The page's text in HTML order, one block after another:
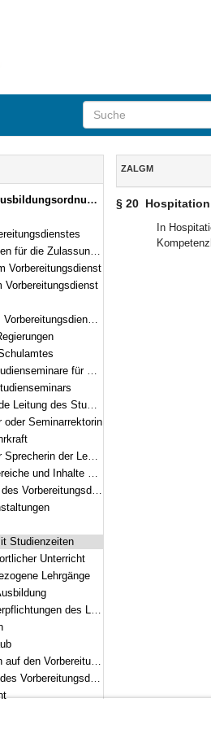
der Bekanntmachung vom 29. September 1992 (GVBl. S. 454) BayRS 2038-3-4-1-3-K (§§ 1–30)
zum Vorbereitungsdienst
Vorbereitungsdienst
Vorbereitungsdienst
und das Lehramt an Mittelschulen
des Studienseminars
oder Seminarrektorin
und Lehramtsanwärterinnen
Inhalte der Ausbildung
Ausbildungsformen
Studienzeiten
Unterricht
Lehrgänge
oder der Lehramtsanwärterin
Vorbereitungsdienst
einzelner Ausbildungsabschnitte
Inhalt
ZALGM
§ 20
In